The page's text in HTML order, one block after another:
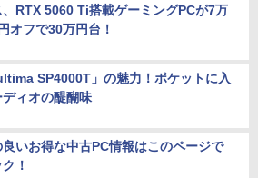
、RTX 5060 Ti搭載ゲーミングPCが7万
オフで30万円台！
SP4000T」の魅力！ポケットに入
ディオの醍醐味
いお得な中古PC情報はこのページで
！